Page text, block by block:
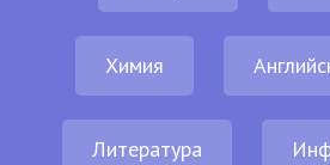
Химия
Литература